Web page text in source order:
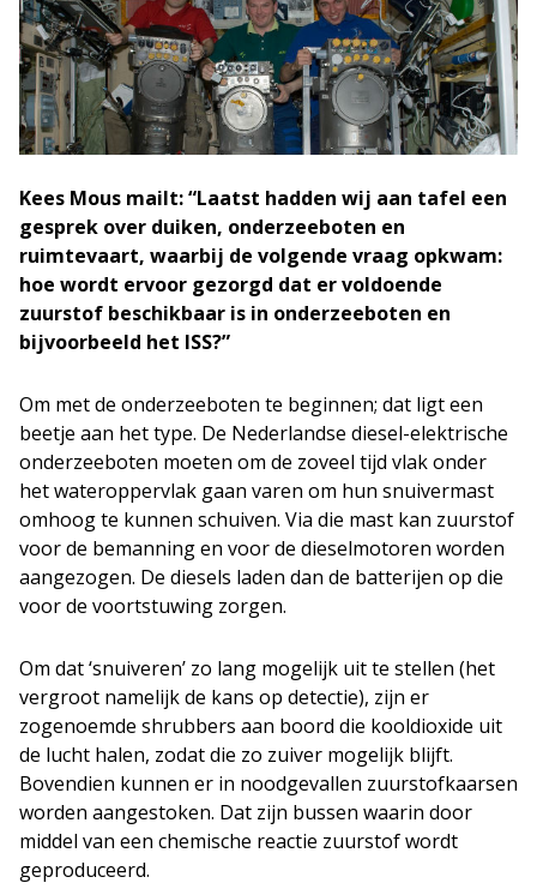
Kees Mous mailt: “Laatst hadden wij aan tafel een
gesprek over duiken, onderzeeboten en
ruimtevaart, waarbij de volgende vraag opkwam:
hoe wordt ervoor gezorgd dat er voldoende
zuurstof beschikbaar is in onderzeeboten en
bijvoorbeeld het ISS?”
Om met de onderzeeboten te beginnen; dat ligt een
beetje aan het type. De Nederlandse diesel-elektrische
onderzeeboten moeten om de zoveel tijd vlak onder
het wateroppervlak gaan varen om hun snuivermast
omhoog te kunnen schuiven. Via die mast kan zuurstof
voor de bemanning en voor de dieselmotoren worden
aangezogen. De diesels laden dan de batterijen op die
voor de voortstuwing zorgen.
Om dat ‘snuiveren’ zo lang mogelijk uit te stellen (het
vergroot namelijk de kans op detectie), zijn er
zogenoemde shrubbers aan boord die kooldioxide uit
de lucht halen, zodat die zo zuiver mogelijk blijft.
Bovendien kunnen er in noodgevallen zuurstofkaarsen
worden aangestoken. Dat zijn bussen waarin door
middel van een chemische reactie zuurstof wordt
geproduceerd.